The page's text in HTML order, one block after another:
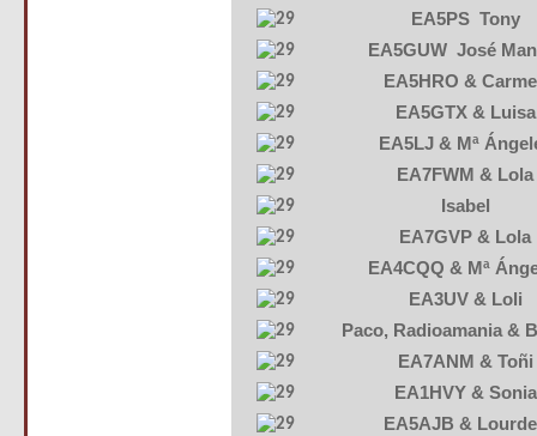
EA5PS Tony
EA5GUW José
EA5HRO &
EA5GTX & Luisa
EA5LJ & Mª
EA7FWM & Lola
Isabel
EA7GVP & Lola
EA4CQQ & Mª
EA3UV & Loli
Paco, Radioamania &
EA7ANM & Toñi
EA1HVY & Sonia
EA5AJB &